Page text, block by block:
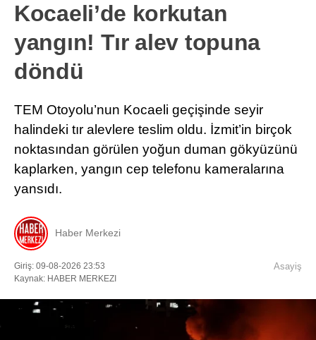
Kocaeli’de korkutan
yangın! Tır alev topuna
döndü
TEM Otoyolu’nun Kocaeli geçişinde seyir
halindeki tır alevlere teslim oldu. İzmit’in birçok
noktasından görülen yoğun duman gökyüzünü
kaplarken, yangın cep telefonu kameralarına
yansıdı.
Haber Merkezi
Giriş: 09-08-2026 23:53
Kaynak: HABER MERKEZI
Asayiş